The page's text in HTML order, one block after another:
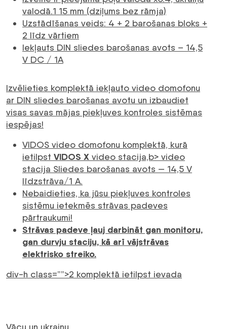
valodā.1 15 mm (dziļums bez rāmja)
Uzstādīšanas veids: 4 + 2 barošanas bloks +
2 līdz vārtiem
Iekļauts DIN sliedes barošanas avots – 14,5
V DC / 1A
Izvēlieties komplektā iekļauto video domofonu
ar DIN sliedes barošanas avotu un izbaudiet
visas savas mājas piekļuves kontroles sistēmas
iespējas!
VIDOS video domofonu komplektā, kurā
ietilpst VIDOS X video stacija,b> video
stacija Sliedes barošanas avots — 14,5 V
līdzstrāva/1 A.
Nebaidieties, ka jūsu piekļuves kontroles
sistēmu ietekmēs strāvas padeves
pārtraukumi!
Strāvas padeve ļauj darbināt gan monitoru,
gan durvju staciju, kā arī vājstrāvas
elektrisko streiko.
div-h class=””>2 komplektā ietilpst ievada
Vācu un ukraiņu